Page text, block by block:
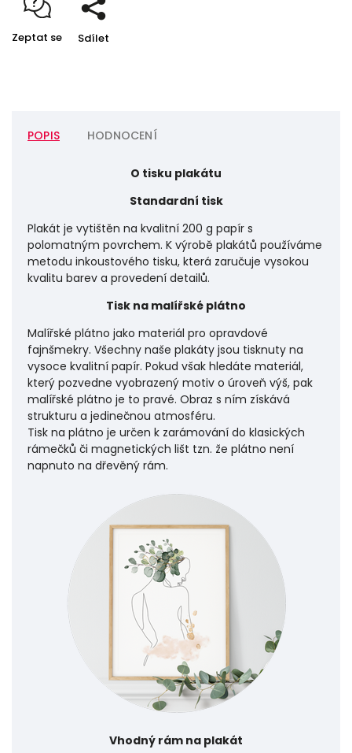
Zeptat se Sdílet
POPIS HODNOCENÍ
O tisku plakátu
Standardní tisk
Plakát je vytištěn na kvalitní 200 g papír s
polomatným povrchem. K výrobě plakátů používáme
metodu inkoustového tisku, která zaručuje vysokou
kvalitu barev a provedení detailů.
Tisk na malířské plátno
Malířské plátno jako materiál pro opravdové
fajnšmekry. Všechny naše plakáty jsou tisknuty na
vysoce kvalitní papír. Pokud však hledáte materiál,
který pozvedne vyobrazený motiv o úroveň výš, pak
malířské plátno je to pravé. Obraz s ním získává
strukturu a jedinečnou atmosféru.
Tisk na plátno je určen k zarámování do klasických
rámečků či magnetických lišt tzn. že plátno není
napnuto na dřevěný rám.
Vhodný rám na plakát